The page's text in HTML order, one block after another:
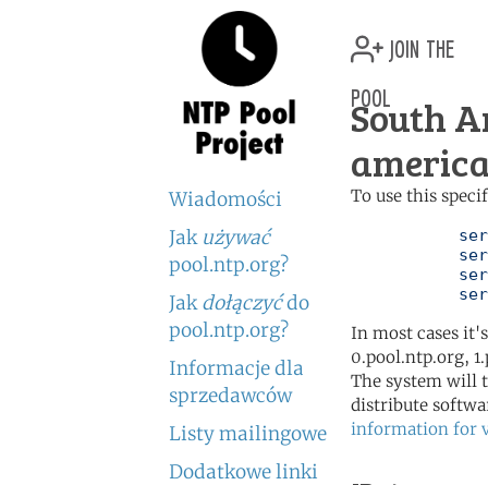
Wiadomości
Jak używać
pool.ntp.org?
Jakdołączyćdo
pool.ntp.org?
Informacje dla
sprzedawców
Listy mailingowe
Dodatkowe linki
join the
pool
South
To use this
In most cases
0.pool.ntp.org,
The system will
distribute
information for